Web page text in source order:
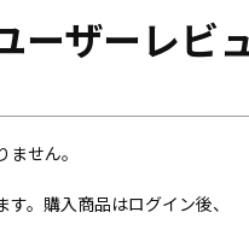
ーザーレビ
せん。
。購入商品はログイン後、